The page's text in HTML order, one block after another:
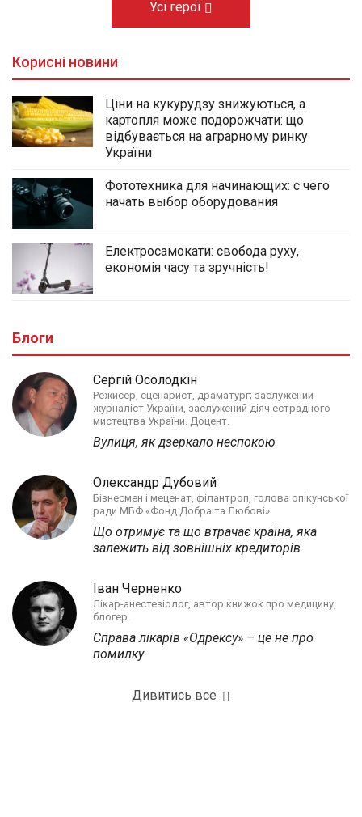
Усі герої
Корисні новини
Ціни на кукурудзу знижуються, а
картопля може подорожчати: що
відбувається на аграрному ринку
України
Фототехника для начинающих: с чего
начать выбор оборудования
Електросамокати: свобода руху,
економія часу та зручність!
Блоги
Сергій Осолодкін
Режисер, сценарист, драматург; заслужений
журналіст України, заслужений діяч естрадного
мистецтва України. Доцент.
Вулиця, як дзеркало неспокою
Олександр Дубовий
Бізнесмен і меценат, філантроп, голова опікунської
ради МБФ «Фонд Добра та Любові»
Що отримує та що втрачає країна, яка
залежить від зовнішніх кредиторів
Іван Черненко
Лікар-анестезіолог, автор книжок про медицину,
блогер.
Справа лікарів «Одрексу» – це не про
помилку
Дивитись все